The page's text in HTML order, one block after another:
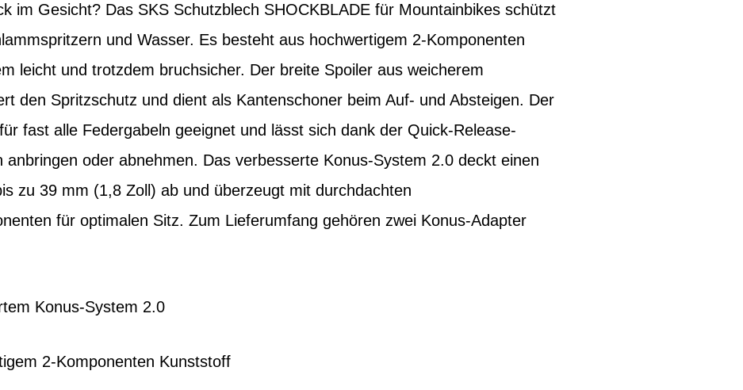
im Gesicht? Das SKS Schutzblech SHOCKBLADE für Mountainbikes schützt
und Wasser. Es besteht aus hochwertigem 2-Komponenten
leicht und trotzdem bruchsicher. Der breite Spoiler aus weicherem
den Spritzschutz und dient als Kantenschoner beim Auf- und Absteigen. Der
fast alle Federgabeln geeignet und lässt sich dank der Quick-Release-
anbringen oder abnehmen. Das verbesserte Konus-System 2.0 deckt einen
zu 39 mm (1,8 Zoll) ab und überzeugt mit durchdachten
für optimalen Sitz. Zum Lieferumfang gehören zwei Konus-Adapter
Konus-System 2.0
2-Komponenten Kunststoff